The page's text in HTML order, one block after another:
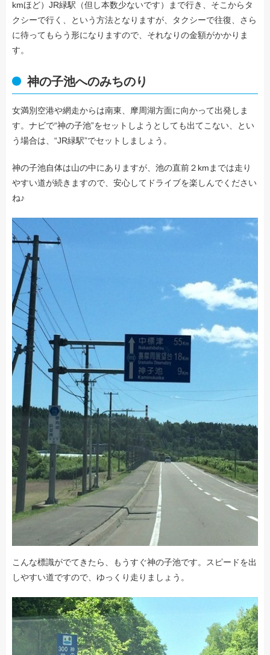
kmほど）JR緑駅（但し本数少ないです）まで行き、そこからタ
クシーで行く、という方法となりますが、タクシーで往復、さら
に待ってもらう形になりますので、それなりの金額がかかりま
す。
神の子池へのみちのり
女満別空港や網走からは南東、摩周湖方面に向かって出発しま
す。ナビで“神の子池”をセットしようとしても出てこない、とい
う場合は、“JR緑駅”でセットしましょう。
神の子池自体は山の中にありますが、池の直前２kmまでは走り
やすい道が続きますので、安心してドライブを楽しんでください
ね♪
こんな標識がでてきたら、もうすぐ神の子池です。スピードを出
しやすい道ですので、ゆっくり走りましょう。